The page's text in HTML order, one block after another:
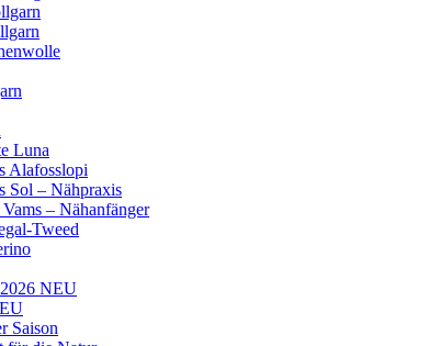
Luna
Alafosslopi
Sol – Nähpraxis
– Nähanfänger
Tweed
NEU
Saison